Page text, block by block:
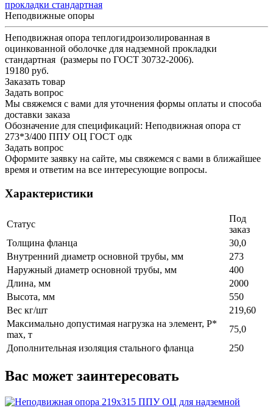
Неподвижные опоры
Неподвижная опора теплогидроизолированная в
оцинкованной оболочке для надземной прокладки
стандартная (размеры по ГОСТ 30732-2006).
19180 руб.
Заказать товар
Задать вопрос
Мы свяжемся с вами для уточнения формы оплаты и способа
доставки заказа
Обозначение для спецификаций: Неподвижная опора ст
273*3/400 ППУ ОЦ ГОСТ одк
Задать вопрос
Оформите заявку на сайте, мы свяжемся с вами в ближайшее
время и ответим на все интересующие вопросы.
Характеристики
Статус
Под
заказ
Толщина фланца
30,0
Внутренний диаметр основной трубы, мм
273
Наружный диаметр основной трубы, мм
400
Длина, мм
2000
Высота, мм
550
Вес кг/шт
219,60
Максимально допустимая нагрузка на элемент, P*
max, т
75,0
Дополнительная изоляция стального фланца
250
Вас может заинтересовать